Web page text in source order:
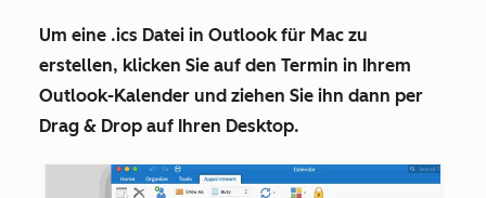
Um eine .ics Datei in Outlook für Mac zu
erstellen, klicken Sie auf den Termin in Ihrem
Outlook-Kalender und ziehen Sie ihn dann per
Drag & Drop auf Ihren Desktop.